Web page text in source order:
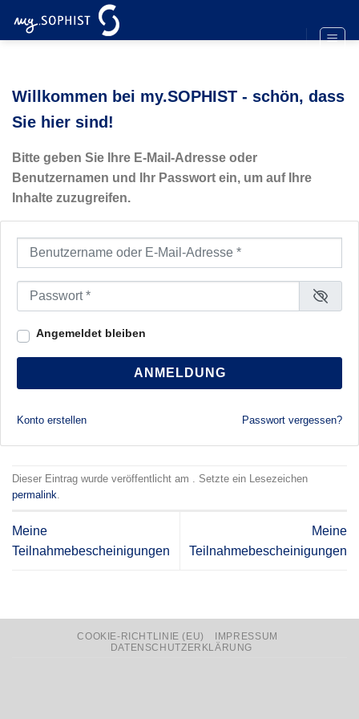
Inhalt
Willkommen bei my.SOPHIST - schön, dass
Sie hier sind!
Bitte geben Sie Ihre E-Mail-Adresse oder
Benutzernamen und Ihr Passwort ein, um auf Ihre
Inhalte zuzugreifen.
Benutzername oder E-Mail-Adresse
Passwort
Angemeldet bleiben
ANMELDUNG
Konto erstellen Passwort vergessen?
Dieser Eintrag wurde veröffentlicht am . Setzte ein Lesezeichen
permalink.
Meine
Teilnahmebescheinigungen
Meine
Teilnahmebescheinigungen
COOKIE-RICHTLINIE (EU)
IMPRESSUM
DATENSCHUTZERKLÄRUNG